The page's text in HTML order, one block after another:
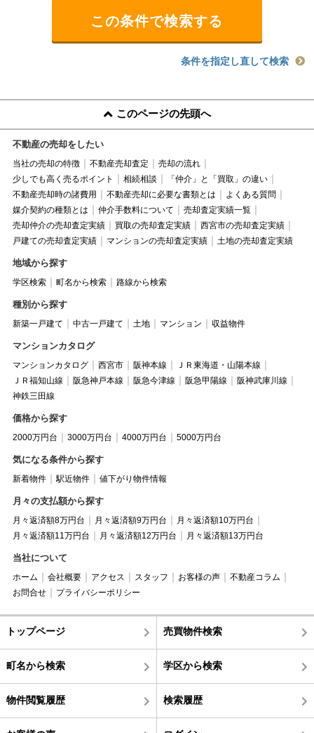
条件を指定し直して検索
このページの先頭へ
不動産の売却をしたい
当社の売却の特徴 不動産売却査定
売却の流れ
少しでも高く売るポイント
相続相談
「仲介」と「買取」の違い
不動産売却時の諸費用
不動産売却に必要な書類とは
よくある質問
媒介契約の種類とは
仲介手数料について
売却査定実績一覧
売却仲介の売却査定実績
買取の売却査定実績
西宮市の売却査定実績
戸建ての売却査定実績
マンションの売却査定実績 土地の売却査定実績
地域から探す
学区検索 町名から検索 路線から検索
種別から探す
新築一戸建て 中古一戸建て 土地 マンション 収益物件
マンションカタログ
マンションカタログ 西宮市 阪神本線
ＪＲ東海道・山陽本線
ＪＲ福知山線
阪急神戸本線 阪急今津線 阪急甲陽線
阪神武庫川線
神鉄三田線
価格から探す
2000万円台 3000万円台 4000万円台 5000万円台
気になる条件から探す
新着物件 駅近物件 値下がり物件情報
月々の支払額から探す
月々返済額8万円台 月々返済額9万円台
月々返済額10万円台
月々返済額11万円台
月々返済額12万円台 月々返済額13万円台
当社について
ホーム 会社概要 アクセス スタッフ お客様の声
不動産コラム
お問合せ
プライバシーポリシー
トップページ 売買物件検索
町名から検索 学区から検索
物件閲覧履歴 検索履歴